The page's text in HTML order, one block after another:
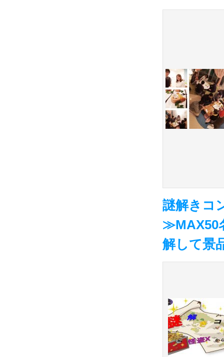
謎解きコ
≫MAX50
解して景